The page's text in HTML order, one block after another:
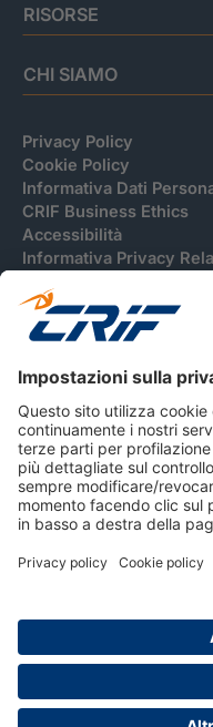
RISORSE
CHI SIAMO
Privacy Policy
Cookie Policy
Informativa Dati
CRIF Business Ethics
Accessibilità
Informativa Privacy
© 2026 CRIF S.p.A. Tutti i
Via della Beverara, 21 /
sottoscritto €
R.E.A. n° 410952 | Reg.
Società soggetta all'attività
CRIBIS Holding S.r.l.,
ISO 45001, ISO/IEC